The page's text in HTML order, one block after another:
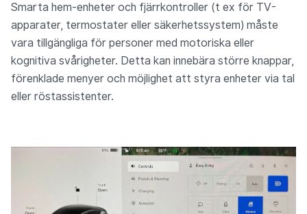
Smarta hem-enheter och fjärrkontroller (t ex för TV-
apparater, termostater eller säkerhetssystem) måste
vara tillgängliga för personer med motoriska eller
kognitiva svårigheter. Detta kan innebära större knappar,
förenklade menyer och möjlighet att styra enheter via tal
eller röstassistenter.